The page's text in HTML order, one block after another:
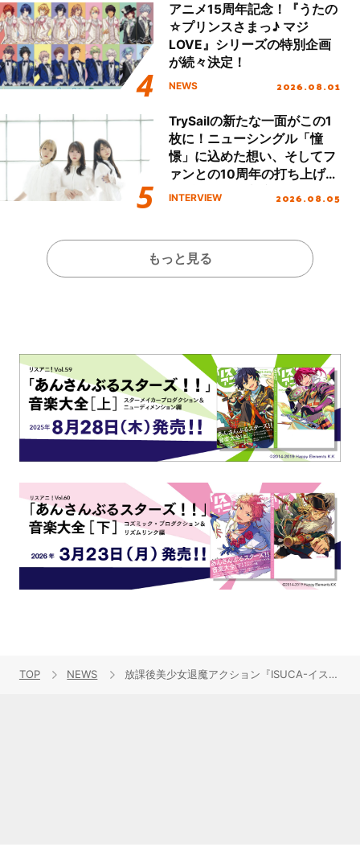
アニメ15周年記念！『うたの
☆プリンスさまっ♪ マジ
LOVE』シリーズの特別企画
が続々決定！
NEWS 2026.08.01
TrySailの新たな一面がこの1
枚に！ニューシングル「憧
憬」に込めた想い、そしてフ
ァンとの10周年の打ち上げラ
イブを終えた心境を聞いた。
INTERVIEW 2026.08.05
もっと見る
TOP NEWS 放課後美少女退魔アクション『ISUCA-イスカ-』、アニメ化企画進行中！